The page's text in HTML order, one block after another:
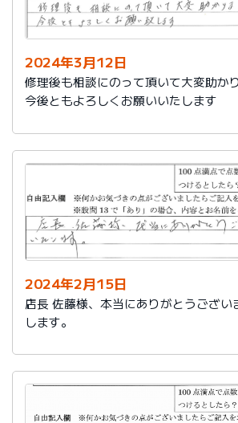
2024年3月12日
修理後も相談にのって頂いて大変助か
今後ともよろしくお願いいたします
2024年2月15日
店長 佐藤様、本当にありがとうござい
します。